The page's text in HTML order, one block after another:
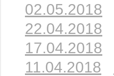
02.05.2018
22.04.2018
17.04.2018
11.04.2018